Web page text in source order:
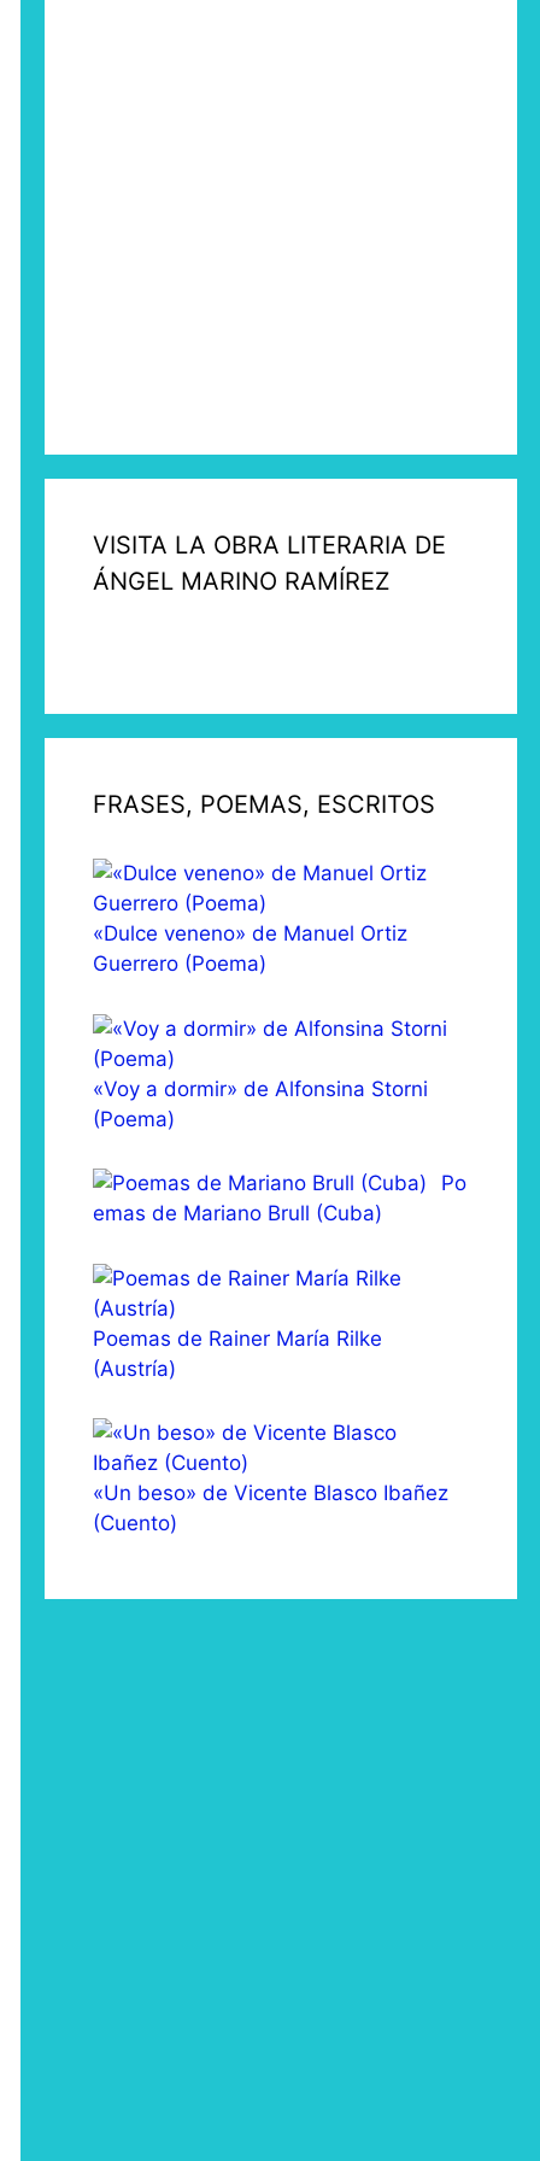
VISITA LA OBRA LITERARIA DE
ÁNGEL MARINO RAMÍREZ
FRASES, POEMAS, ESCRITOS
«Dulce veneno» de Manuel Ortiz
Guerrero (Poema)
«Voy a dormir» de Alfonsina Storni
(Poema)
Po
emas de Mariano Brull (Cuba)
Poemas de Rainer María Rilke
(Austría)
«Un beso» de Vicente Blasco Ibañez
(Cuento)